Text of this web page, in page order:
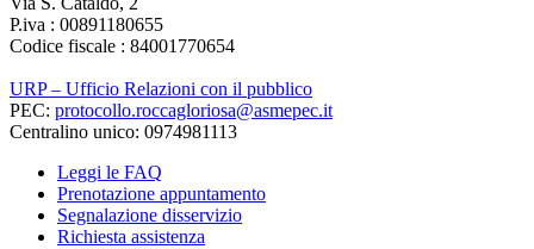
P.iva : 00891180655
Codice fiscale : 84001770654
URP – Ufficio Relazioni con il pubblico
PEC: protocollo.roccagloriosa@asmepec.it
Centralino unico: 0974981113
Leggi le FAQ
Prenotazione appuntamento
Segnalazione disservizio
Richiesta assistenza